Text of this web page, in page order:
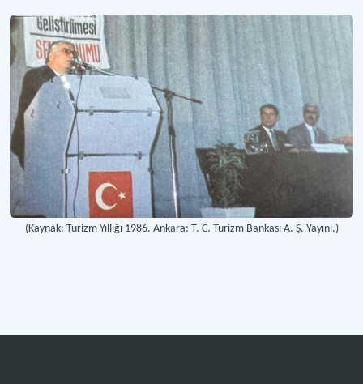
(Kaynak: Turizm Yıllığı 1986. Ankara: T. C. Turizm Bankası A. Ş. Yayını.)